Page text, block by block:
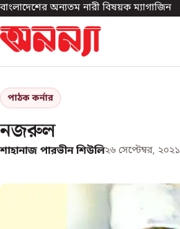
বাংলাদেশের অন্যতম নারী বিষয়ক ম্যাগাজিন
পাঠক কর্নার
নজরুল
শাহানাজ পারভীন শিউলি২৬ সেপ্টেম্বর, ২০২১